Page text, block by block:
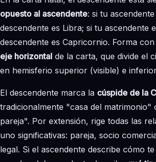
opuesto al ascendente: si tu
descendente es Libra; si tu ascendente
descendente es Capricornio. Forma
eje horizontal de la carta, que divide el
en hemisferio superior (visible) e
El descendente marca la cúspide de la
tradicionalmente "casa del matrimonio"
pareja". Por extensión, rige todas las
uno significativas: pareja, socio
legal. Si el ascendente describe cómo